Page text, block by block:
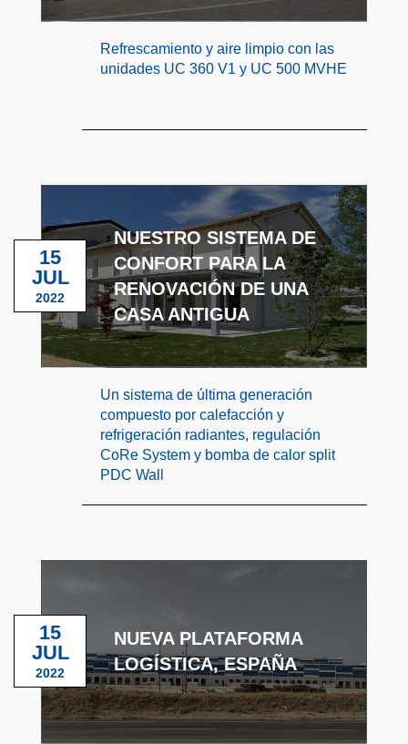
Refrescamiento y aire limpio con las
unidades UC 360 V1 y UC 500 MVHE
NUESTRO SISTEMA DE
CONFORT PARA LA
RENOVACIÓN DE UNA
CASA ANTIGUA
15
JUL
2022
Un sistema de última generación
compuesto por calefacción y
refrigeración radiantes, regulación
CoRe System y bomba de calor split
PDC Wall
NUEVA PLATAFORMA
LOGÍSTICA, ESPAÑA
15
JUL
2022